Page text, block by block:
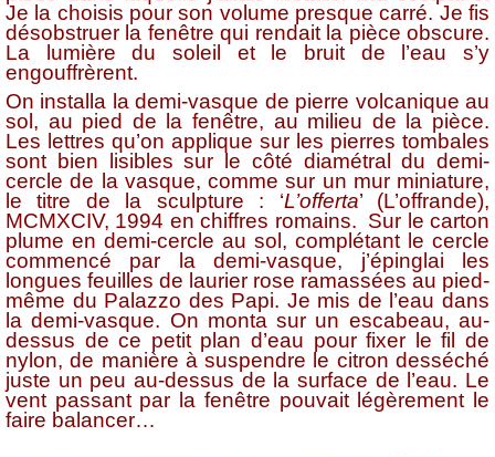
Je la choisis pour son volume presque carré. Je fis
désobstruer la fenêtre qui rendait la pièce obscure.
La lumière du soleil et le bruit de l’eau s’y
engouffrèrent.
On installa la demi-vasque de pierre volcanique au
sol, au pied de la fenêtre, au milieu de la pièce.
Les lettres qu’on applique sur les pierres tombales
sont bien lisibles sur le côté diamétral du demi-
cercle de la vasque, comme sur un mur miniature,
le titre de la sculpture : ‘L’offerta’ (L’offrande),
MCMXCIV, 1994 en chiffres romains. Sur le carton
plume en demi-cercle au sol, complétant le cercle
commencé par la demi-vasque, j’épinglai les
longues feuilles de laurier rose ramassées au pied-
même du Palazzo des Papi. Je mis de l’eau dans
la demi-vasque. On monta sur un escabeau, au-
dessus de ce petit plan d’eau pour fixer le fil de
nylon, de manière à suspendre le citron desséché
juste un peu au-dessus de la surface de l’eau. Le
vent passant par la fenêtre pouvait légèrement le
faire balancer…